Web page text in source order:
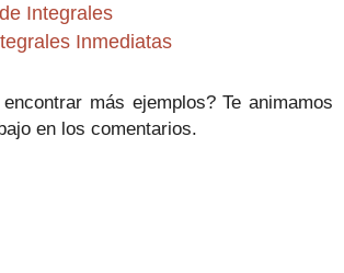
Integrales
Inmediatas
más ejemplos? Te animamos
en los comentarios.